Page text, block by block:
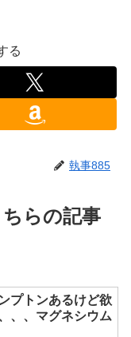
る
執事885
らの記事
プトンあるけど欲
、、マグネシウム